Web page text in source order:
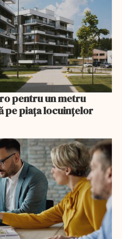
pentru un metru
pe piața locuințelor